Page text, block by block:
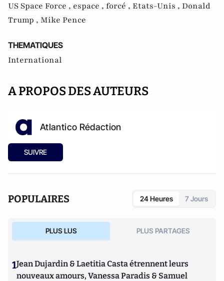
US Space Force , espace , forcé , Etats-Unis , Donald
Trump , Mike Pence
THEMATIQUES
International
A PROPOS DES AUTEURS
Atlantico Rédaction
SUIVRE
POPULAIRES 24 Heures 7 Jours
PLUS LUS PLUS PARTAGES
1Jean Dujardin & Laetitia Casta étrennent leurs
nouveaux amours, Vanessa Paradis & Samuel